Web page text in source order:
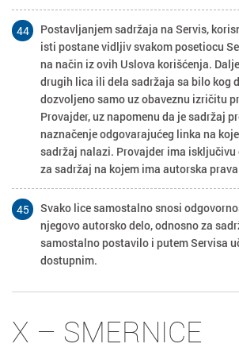
44
Postavljanjem sadržaja na Servis,
isti postane vidljiv svakom posetiocu
na način iz ovih Uslova korišćenja.
drugih lica ili dela sadržaja sa bilo kog
dozvoljeno samo uz obaveznu izričitu
Provajder, uz napomenu da je sadržaj
naznačenje odgovarajućeg linka na
sadržaj nalazi. Provajder ima
za sadržaj na kojem ima autorska
45
Svako lice samostalno snosi
njegovo autorsko delo, odnosno za
samostalno postavilo i putem Servisa
dostupnim.
X – SMERNICE